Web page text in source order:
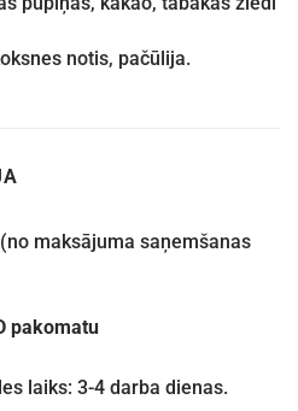
notis, pačūlija.
maksājuma saņemšanas
pakomatu
laiks: 3-4 darba dienas.